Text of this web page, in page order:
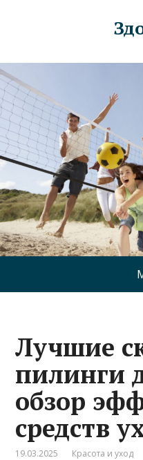
Лучшие
пилинги
обзор
средств
19.03.2025 Красота и уход